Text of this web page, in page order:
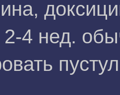
4 нед.